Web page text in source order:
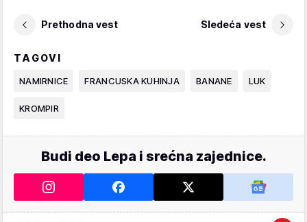
Prethodna vest Sledeća vest
TAGOVI
NAMIRNICE FRANCUSKA KUHINJA BANANE LUK
KROMPIR
Budi deo Lepa i srećna zajednice.